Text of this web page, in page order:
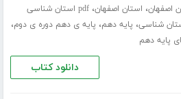
اصفهان، استان اصفهان،
pdf استان شناسی
شناسی، پایه دهم، پایه ی دهم دوره ی دوم،
پایه دهم
دانلود کتاب